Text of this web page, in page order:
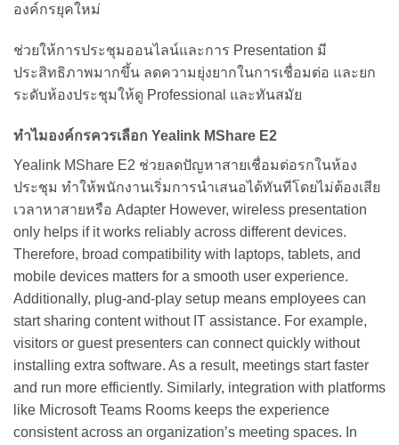
องค์กรยุคใหม่
ช่วยให้การประชุมออนไลน์และการ Presentation มี
ประสิทธิภาพมากขึ้น ลดความยุ่งยากในการเชื่อมต่อ และยก
ระดับห้องประชุมให้ดู Professional และทันสมัย
ทำไมองค์กรควรเลือก Yealink MShare E2
Yealink MShare E2 ช่วยลดปัญหาสายเชื่อมต่อรกในห้อง
ประชุม ทำให้พนักงานเริ่มการนำเสนอได้ทันทีโดยไม่ต้องเสีย
เวลาหาสายหรือ Adapter However, wireless presentation
only helps if it works reliably across different devices.
Therefore, broad compatibility with laptops, tablets, and
mobile devices matters for a smooth user experience.
Additionally, plug-and-play setup means employees can
start sharing content without IT assistance. For example,
visitors or guest presenters can connect quickly without
installing extra software. As a result, meetings start faster
and run more efficiently. Similarly, integration with platforms
like Microsoft Teams Rooms keeps the experience
consistent across an organization’s meeting spaces. In